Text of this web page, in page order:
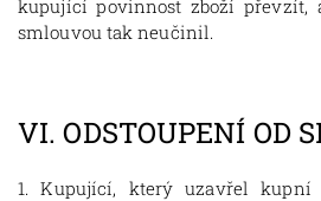
kupující povinnost zboží převzít,
smlouvou tak neučinil.
VI.ODSTOUPENÍ OD
1. Kupující, který uzavřel